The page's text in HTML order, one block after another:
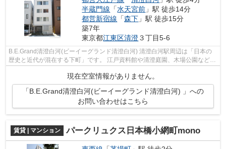
半蔵門線 「水天宮前 」駅 徒歩14分
都営新宿線 「森下 」駅 徒歩15分
築7年
東京都江東区清澄３丁目5-6
B.E.Grand清澄白河(ビーイーグランド清澄白河) 清澄白河駅周辺は「日本の
歴史と近代が混在する下町」です。 江戸資料館や清澄庭園、木場公園など、
日本の歴史に関係する施設も多く...
現在空室情報がありません。
「B.E.Grand清澄白河(ビーイーグランド清澄白河) 」への
お問い合わせはこちら
賃貸 | マンション パークリュクス日本橋小網町mono